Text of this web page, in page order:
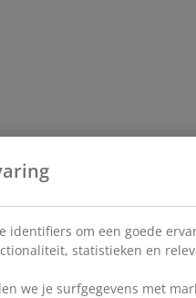
identifiers om een goede
statistieken en
we je surfgegevens met